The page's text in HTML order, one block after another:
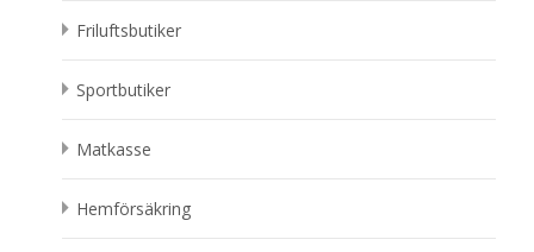
Friluftsbutiker
Sportbutiker
Matkasse
Hemförsäkring